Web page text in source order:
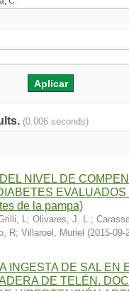
(0.006 seconds)
NIVEL DE
de la pampa)
L; Olivares, J. L.;
R; Villaroel, Muriel (2015-09-
INGESTA DE SAL EN
DE TELÉN.